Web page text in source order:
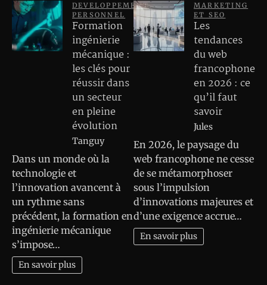
DEVELOPPEMENT
PERSONNEL
Formation
ingénierie
mécanique :
les clés pour
réussir dans
un secteur
en pleine
évolution
Tanguy
Dans un monde où la
technologie et
l’innovation avancent à
un rythme sans
précédent, la formation en
ingénierie mécanique
s’impose…
En savoir plus
MARKETING
ET SEO
Les
tendances
du web
francophone
en 2026 : ce
qu’il faut
savoir
Jules
En 2026, le paysage du
web francophone ne cesse
de se métamorphoser
sous l’impulsion
d’innovations majeures et
d’une exigence accrue…
En savoir plus